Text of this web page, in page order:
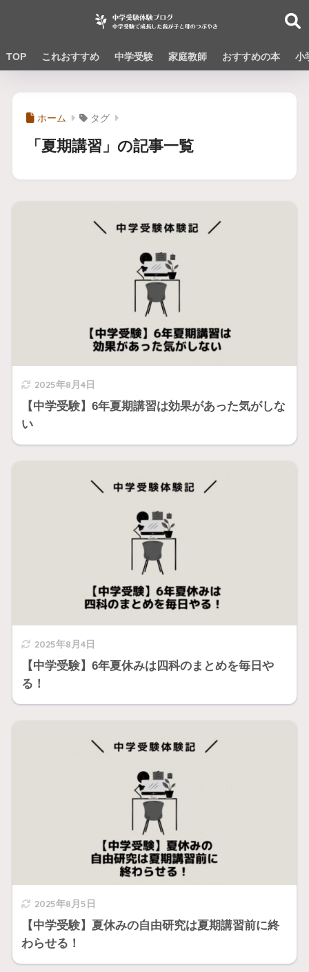
TOP これおすすめ 中学受験 家庭教師 おすすめの本 小
ホーム タグ
「夏期講習」の記事一覧
2025年8月4日
【中学受験】6年夏期講習は効果があった気がしな
い
2025年8月4日
【中学受験】6年夏休みは四科のまとめを毎日や
る！
2025年8月5日
【中学受験】夏休みの自由研究は夏期講習前に終
わらせる！